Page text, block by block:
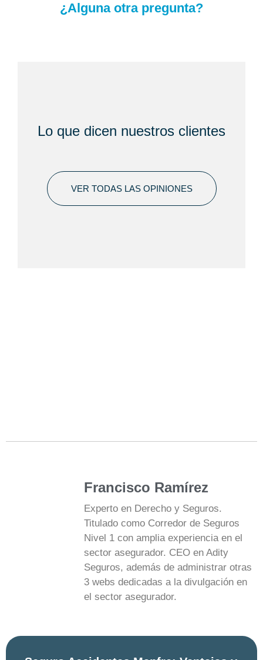
¿Alguna otra pregunta?
Lo que dicen nuestros clientes
VER TODAS LAS OPINIONES
Francisco Ramírez
Experto en Derecho y Seguros.
Titulado como Corredor de Seguros
Nivel 1 con amplia experiencia en el
sector asegurador. CEO en Adity
Seguros, además de administrar otras
3 webs dedicadas a la divulgación en
el sector asegurador.